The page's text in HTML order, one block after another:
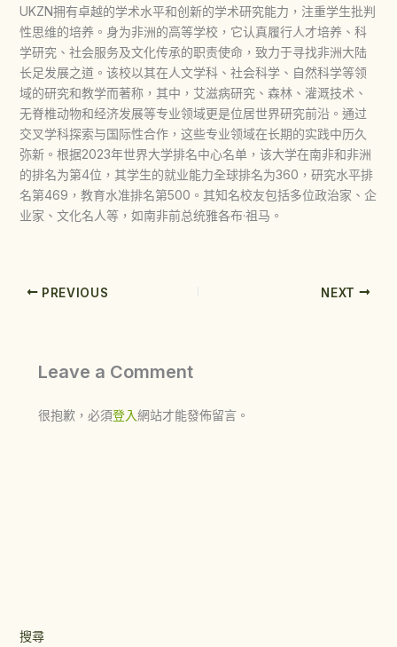
UKZN拥有卓越的学术水平和创新的学术研究能力，注重学生批判
性思维的培养。身为非洲的高等学校，它认真履行人才培养、科
学研究、社会服务及文化传承的职责使命，致力于寻找非洲大陆
长足发展之道。该校以其在人文学科、社会科学、自然科学等领
域的研究和教学而著称，其中，艾滋病研究、森林、灌溉技术、
无脊椎动物和经济发展等专业领域更是位居世界研究前沿。通过
交叉学科探索与国际性合作，这些专业领域在长期的实践中历久
弥新。根据2023年世界大学排名中心名单，该大学在南非和非洲
的排名为第4位，其学生的就业能力全球排名为360，研究水平排
名第469，教育水准排名第500。其知名校友包括多位政治家、企
业家、文化名人等，如南非前总统雅各布·祖马。
PREVIOUS NEXT
Leave a Comment
很抱歉，必須登入網站才能發佈留言。
搜尋